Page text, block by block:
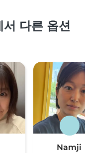
다른 옵션
Namji